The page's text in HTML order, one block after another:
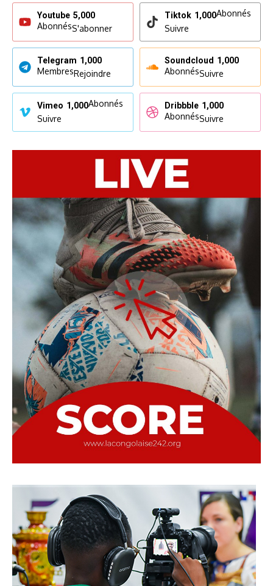
Youtube 5,000
AbonnésS'abonner
Tiktok 1,000Abonnés
Suivre
Telegram 1,000
MembresRejoindre
Soundcloud 1,000
AbonnésSuivre
Vimeo 1,000Abonnés
Suivre
Dribbble 1,000
AbonnésSuivre